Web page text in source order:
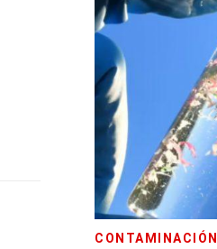
CONTAMINACIÓN